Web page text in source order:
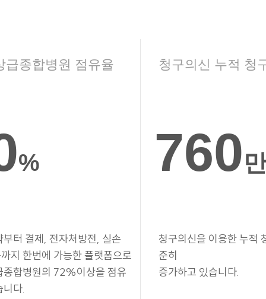
급종합병원 점유율
%
부터 결제, 전자처방전, 실손
지 한번에 가능한 플랫폼으로
종합병원의 72%이상을 점유
니다.
청구의신 누적 청
760
청구의신을 이용한 누적
준히
증가하고 있습니다.